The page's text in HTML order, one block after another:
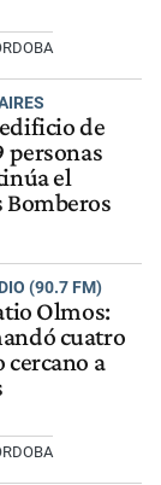
de
personas
el
Bomberos
(90.7 FM)
Olmos:
cuatro
cercano a